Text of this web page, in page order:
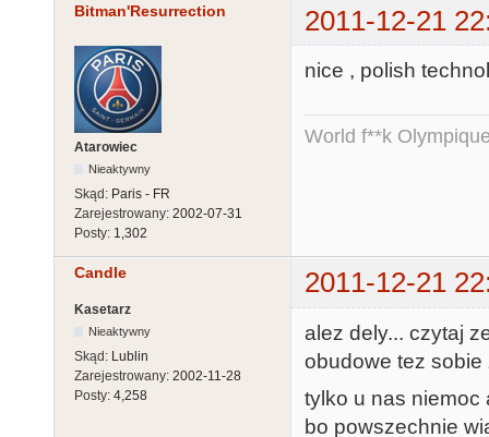
Bitman'Resurrection 2011-12-21
Atarowiec
Nieaktywny
Skąd: Paris - FR
Zarejestrowany: 2002-07-31
Posty: 1,302
nice , polish
World f**k
Candle 2011-12-21
Kasetarz
Nieaktywny
Skąd: Lublin
Zarejestrowany: 2002-11-28
Posty: 4,258
alez dely... czytaj
obudowe tez
tylko u nas niemoc
bo powszechnie